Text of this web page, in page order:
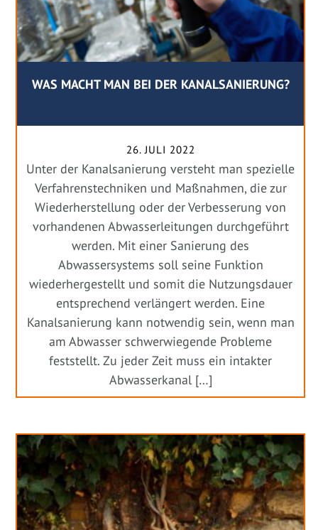
WAS MACHT MAN BEI DER KANALSANIERUNG?
26. JULI 2022
Unter der Kanalsanierung versteht man spezielle
Verfahrenstechniken und Maßnahmen, die zur
Wiederherstellung oder der Verbesserung von
vorhandenen Abwasserleitungen durchgeführt
werden. Mit einer Sanierung des
Abwassersystems soll seine Funktion
wiederhergestellt und somit die Nutzungsdauer
entsprechend verlängert werden. Eine
Kanalsanierung kann notwendig sein, wenn man
am Abwasser schwerwiegende Probleme
feststellt. Zu jeder Zeit muss ein intakter
Abwasserkanal […]